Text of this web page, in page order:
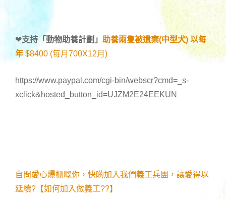
❤支持「動物助養計劃 」 助養兩隻被遺棄(中型犬) 以每
年 $8400 (每月700X12月)
https://www.paypal.com/cgi-bin/webscr?cmd=_s-
xclick&hosted_button_id=UJZM2E24EEKUN
自問愛心爆棚嘅你，快啲加入我們義工兵團，讓愛得以
延續?【如何加入做義工??】